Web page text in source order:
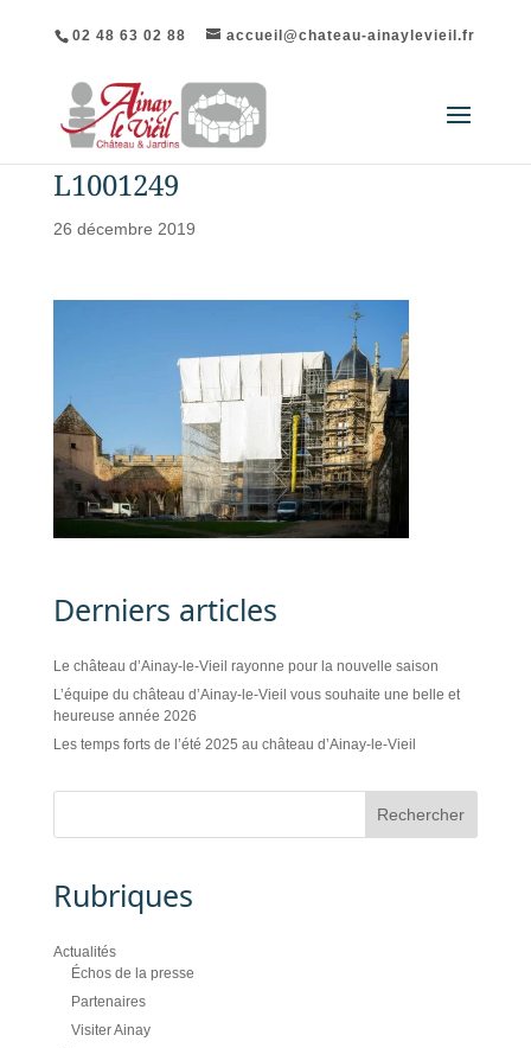
02 48 63 02 88 accueil@chateau-ainaylevieil.fr
L1001249
26 décembre 2019
Derniers articles
Le château d’Ainay-le-Vieil rayonne pour la nouvelle saison
L’équipe du château d’Ainay-le-Vieil vous souhaite une belle et
heureuse année 2026
Les temps forts de l’été 2025 au château d’Ainay-le-Vieil
Rubriques
Actualités
Échos de la presse
Partenaires
Visiter Ainay